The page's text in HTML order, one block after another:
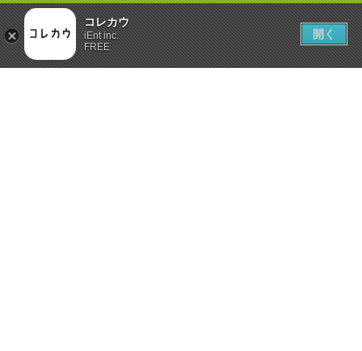
コレカウ
iEnt inc.
FREE
開く